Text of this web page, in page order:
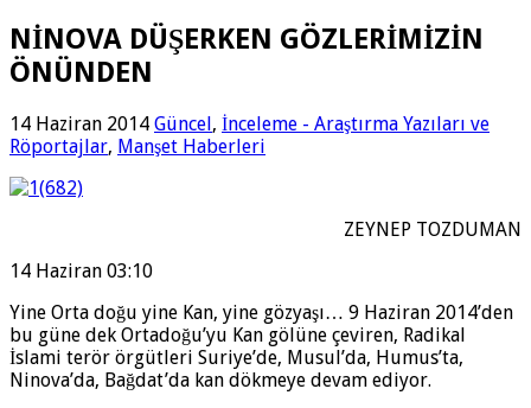
NİNOVA DÜŞERKEN GÖZLERİMİZİN
ÖNÜNDEN
14 Haziran 2014 Güncel, İnceleme - Araştırma Yazıları ve
Röportajlar, Manşet Haberleri
ZEYNEP TOZDUMAN
14 Haziran 03:10
Yine Orta doğu yine Kan, yine gözyaşı… 9 Haziran 2014’den
bu güne dek Ortadoğu’yu Kan gölüne çeviren, Radikal
İslami terör örgütleri Suriye’de, Musul’da, Humus’ta,
Ninova’da, Bağdat’da kan dökmeye devam ediyor.